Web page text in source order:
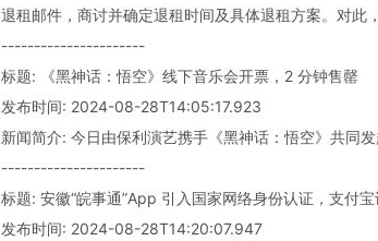
退租邮件，商讨并确定退租时间及具体退租方案。对此
----------------------
标题: 《黑神话：悟空》线下音乐会开票，2 分钟售罄
发布时间: 2024-08-28T14:05:17.923
新闻简介: 今日由保利演艺携手《黑神话：悟空》共同
----------------------
标题: 安徽“皖事通”App 引入国家网络身份认证，支付
发布时间: 2024-08-28T14:20:07.947